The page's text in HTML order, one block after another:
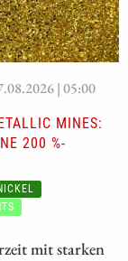
| 05:00
MINES:
200 %-
mit starken